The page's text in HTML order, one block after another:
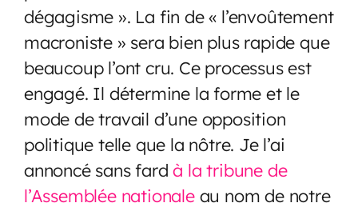
dégagisme ». La fin de « l’envoûtement
macroniste » sera bien plus rapide que
beaucoup l’ont cru. Ce processus est
engagé. Il détermine la forme et le
mode de travail d’une opposition
politique telle que la nôtre. Je l’ai
annoncé sans fardà la tribune de
l’Assemblée nationaleau nom de notre